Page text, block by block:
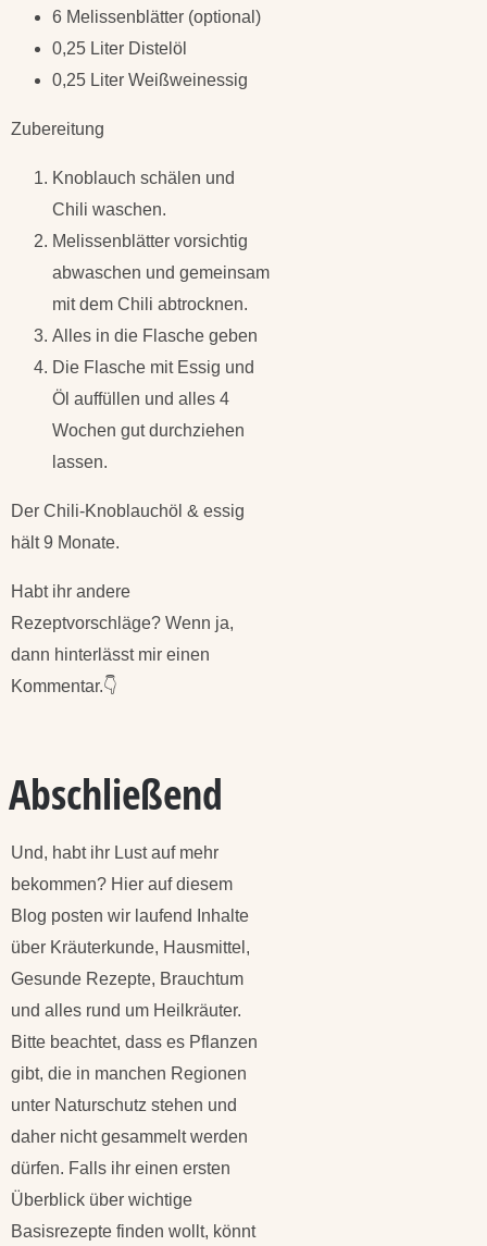
6 Melissenblätter (optional)
0,25 Liter Distelöl
0,25 Liter Weißweinessig
Zubereitung
Knoblauch schälen und
Chili waschen.
Melissenblätter vorsichtig
abwaschen und gemeinsam
mit dem Chili abtrocknen.
Alles in die Flasche geben
Die Flasche mit Essig und
Öl auffüllen und alles 4
Wochen gut durchziehen
lassen.
Der Chili-Knoblauchöl & essig
hält 9 Monate.
Habt ihr andere
Rezeptvorschläge? Wenn ja,
dann hinterlässt mir einen
Kommentar.👇
Abschließend
Und, habt ihr Lust auf mehr
bekommen? Hier auf diesem
Blog posten wir laufend Inhalte
über Kräuterkunde, Hausmittel,
Gesunde Rezepte, Brauchtum
und alles rund um Heilkräuter.
Bitte beachtet, dass es Pflanzen
gibt, die in manchen Regionen
unter Naturschutz stehen und
daher nicht gesammelt werden
dürfen. Falls ihr einen ersten
Überblick über wichtige
Basisrezepte finden wollt, könnt